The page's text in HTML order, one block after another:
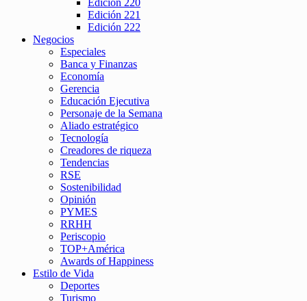
Edición 220
Edición 221
Edición 222
Negocios
Especiales
Banca y Finanzas
Economía
Gerencia
Educación Ejecutiva
Personaje de la Semana
Aliado estratégico
Tecnología
Creadores de riqueza
Tendencias
RSE
Sostenibilidad
Opinión
PYMES
RRHH
Periscopio
TOP+América
Awards of Happiness
Estilo de Vida
Deportes
Turismo